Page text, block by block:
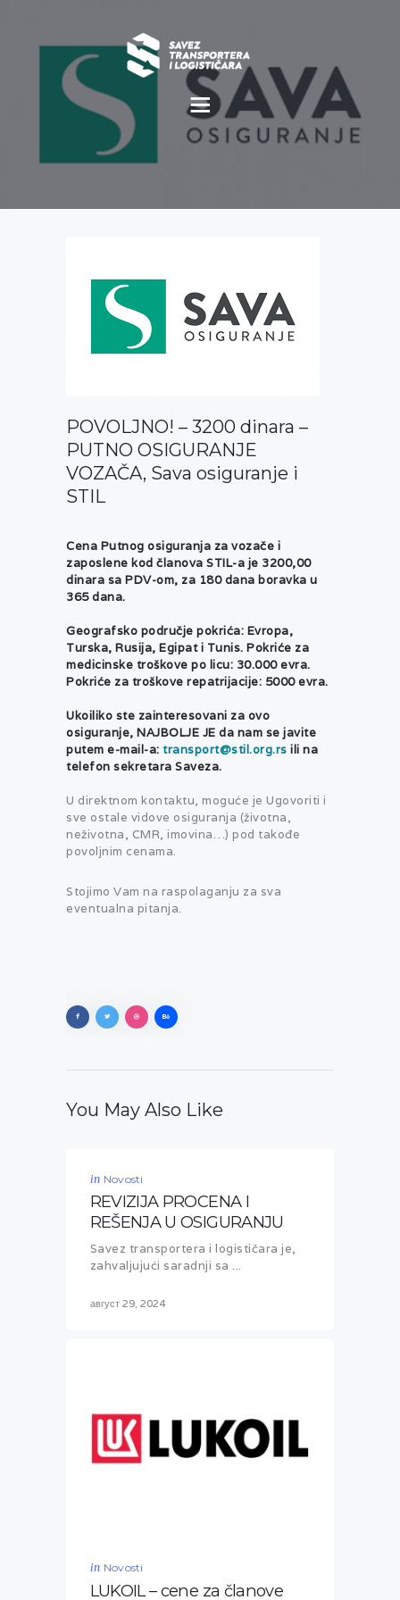
O NAMA
NOVOSTI
POVOLJNOSTI
GALERIJA
POVOLJNO! – 3200 dinara –
PUTNO OSIGURANJE
VOZAČA, Sava osiguranje i
STIL
Cena Putnog osiguranja za vozače i
zaposlene kod članova STIL-a je 3200,00
dinara sa PDV-om, za 180 dana boravka u
365 dana.
Geografsko područje pokrića: Evropa,
Turska, Rusija, Egipat i Tunis. Pokriće za
medicinske troškove po licu: 30.000 evra.
Pokriće za troškove repatrijacije: 5000 evra.
Ukoiliko ste zainteresovani za ovo
osiguranje, NAJBOLJE JE da nam se javite
putem e-mail-a: transport@stil.org.rs ili na
telefon sekretara Saveza.
U direktnom kontaktu, moguće je Ugovoriti i
sve ostale vidove osiguranja (životna,
neživotna, CMR, imovina…) pod takođe
povoljnim cenama.
Stojimo Vam na raspolaganju za sva
eventualna pitanja.
You May Also Like
in Novosti
REVIZIJA PROCENA I
REŠENJA U OSIGURANJU
Savez transportera i logističara je,
zahvaljujući saradnji sa ...
август 29, 2024
in Novosti
LUKOIL – cene za članove